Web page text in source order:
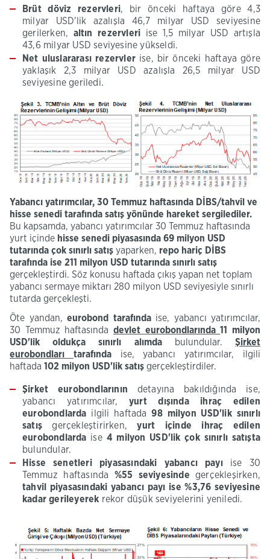
Brüt döviz rezervleri, bir önceki haftaya göre 4,3
milyar USD'lik azalışla 46,7 milyar USD seviyesine
gerilerken, altın rezervleri ise 1,5 milyar USD artışla
43,6 milyar USD seviyesine yükseldi.
Net uluslararası rezervler ise, bir önceki haftaya göre
yaklaşık 2,3 milyar USD azalışla 26,5 milyar USD
seviyesine geriledi.
Yabancı yatırımcılar, 30 Temmuz haftasında DİBS/tahvil ve
hisse senedi tarafında satış yönünde hareket sergilediler.
Bu kapsamda, yabancı yatırımcılar 30 Temmuz haftasında
yurt içinde hisse senedi piyasasında 69 milyon USD
tutarında çok sınırlı satış yaparken, repo hariç DİBS
tarafında ise 211 milyon USD tutarında sınırlı satış
gerçekleştirdi. Söz konusu haftada çıkış yapan net toplam
yabancı sermaye miktarı 280 milyon USD seviyesiyle sınırlı
tutarda gerçekleşti.
Öte yandan, eurobond tarafında ise, yabancı yatırımcılar,
30 Temmuz haftasında devlet eurobondlarında 11 milyon
USD'lik oldukça sınırlı alımda bulundular.Şirket
eurobondları
tarafındaise, yabancı yatırımcılar, ilgili
haftada 102 milyon USD'lik satış gerçekleştirdiler.
Şirket eurobondlarının
detayına bakıldığında ise,
yabancı yatırımcılar,yurt dışında ihraç edilen
eurobondlarda ilgili haftada98 milyon USD'liksınırlı
satışgerçekleştirirken,yurt içinde ihraç edilen
eurobondlarda ise 4 milyon USD'lik çok sınırlı satışta
bulundular.
Hissesenetleri piyasasındaki yabancı payı ise 30
Temmuz haftasında %55 seviyesinde gerçekleşirken,
tahvil piyasasındaki yabancı payı ise %3,76 seviyesine
kadar gerileyerek rekor düşük seviyelerini yeniledi.